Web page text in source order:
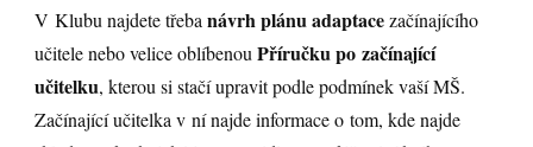
V Klubu najdete třebanávrh plánu adaptacezačínajícího
učitele nebo velice oblíbenouPříručku po začínající
učitelku, kterou si stačí upravit podle podmínek vaší MŠ.
Začínající učitelka v ní najde informace o tom, kde najde